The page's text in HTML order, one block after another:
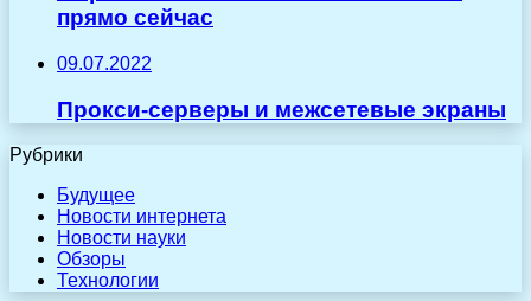
прямо сейчас
09.07.2022
Прокси-серверы и межсетевые экраны
Рубрики
Будущее
Новости интернета
Новости науки
Обзоры
Технологии